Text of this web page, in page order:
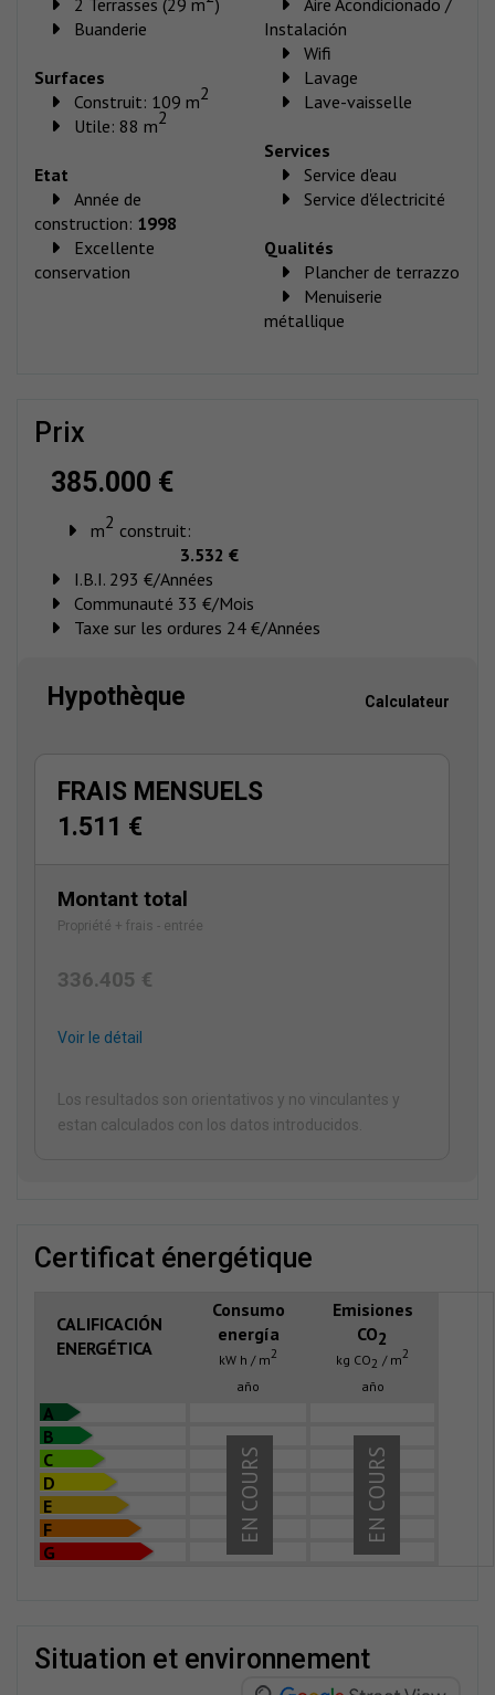
Buanderie
Surfaces
Construit: 109 m2
Utile: 88 m2
Etat
Année de
construction: 1998
Excellente
conservation
Instalación
Wifi
Lavage
Lave-vaisselle
Services
Service d'eau
Service d'électricité
Qualités
Plancher de terrazzo
Menuiserie
métallique
prix
385.000 €
m2 construit:
3.532 €
I.B.I. 293 €/Années
Communauté 33 €/Mois
Taxe sur les ordures 24 €/Années
Hypothèque Calculateur
FRAIS MENSUELS
1.511 €
Montant total
Propriété + frais - entrée
336.405 €
Voir le détail
Los resultados son orientativos y no vinculantes y
estan calculados con los datos introducidos.
certificat énergétique
CALIFICACIÓN
ENERGÉTICA
Consumo
energía
kW h / m2
año
Emisiones
CO2
kg CO2 / m2
año
A
B
C
D
E
F
G
EN COURS
EN COURS
situation et environnement